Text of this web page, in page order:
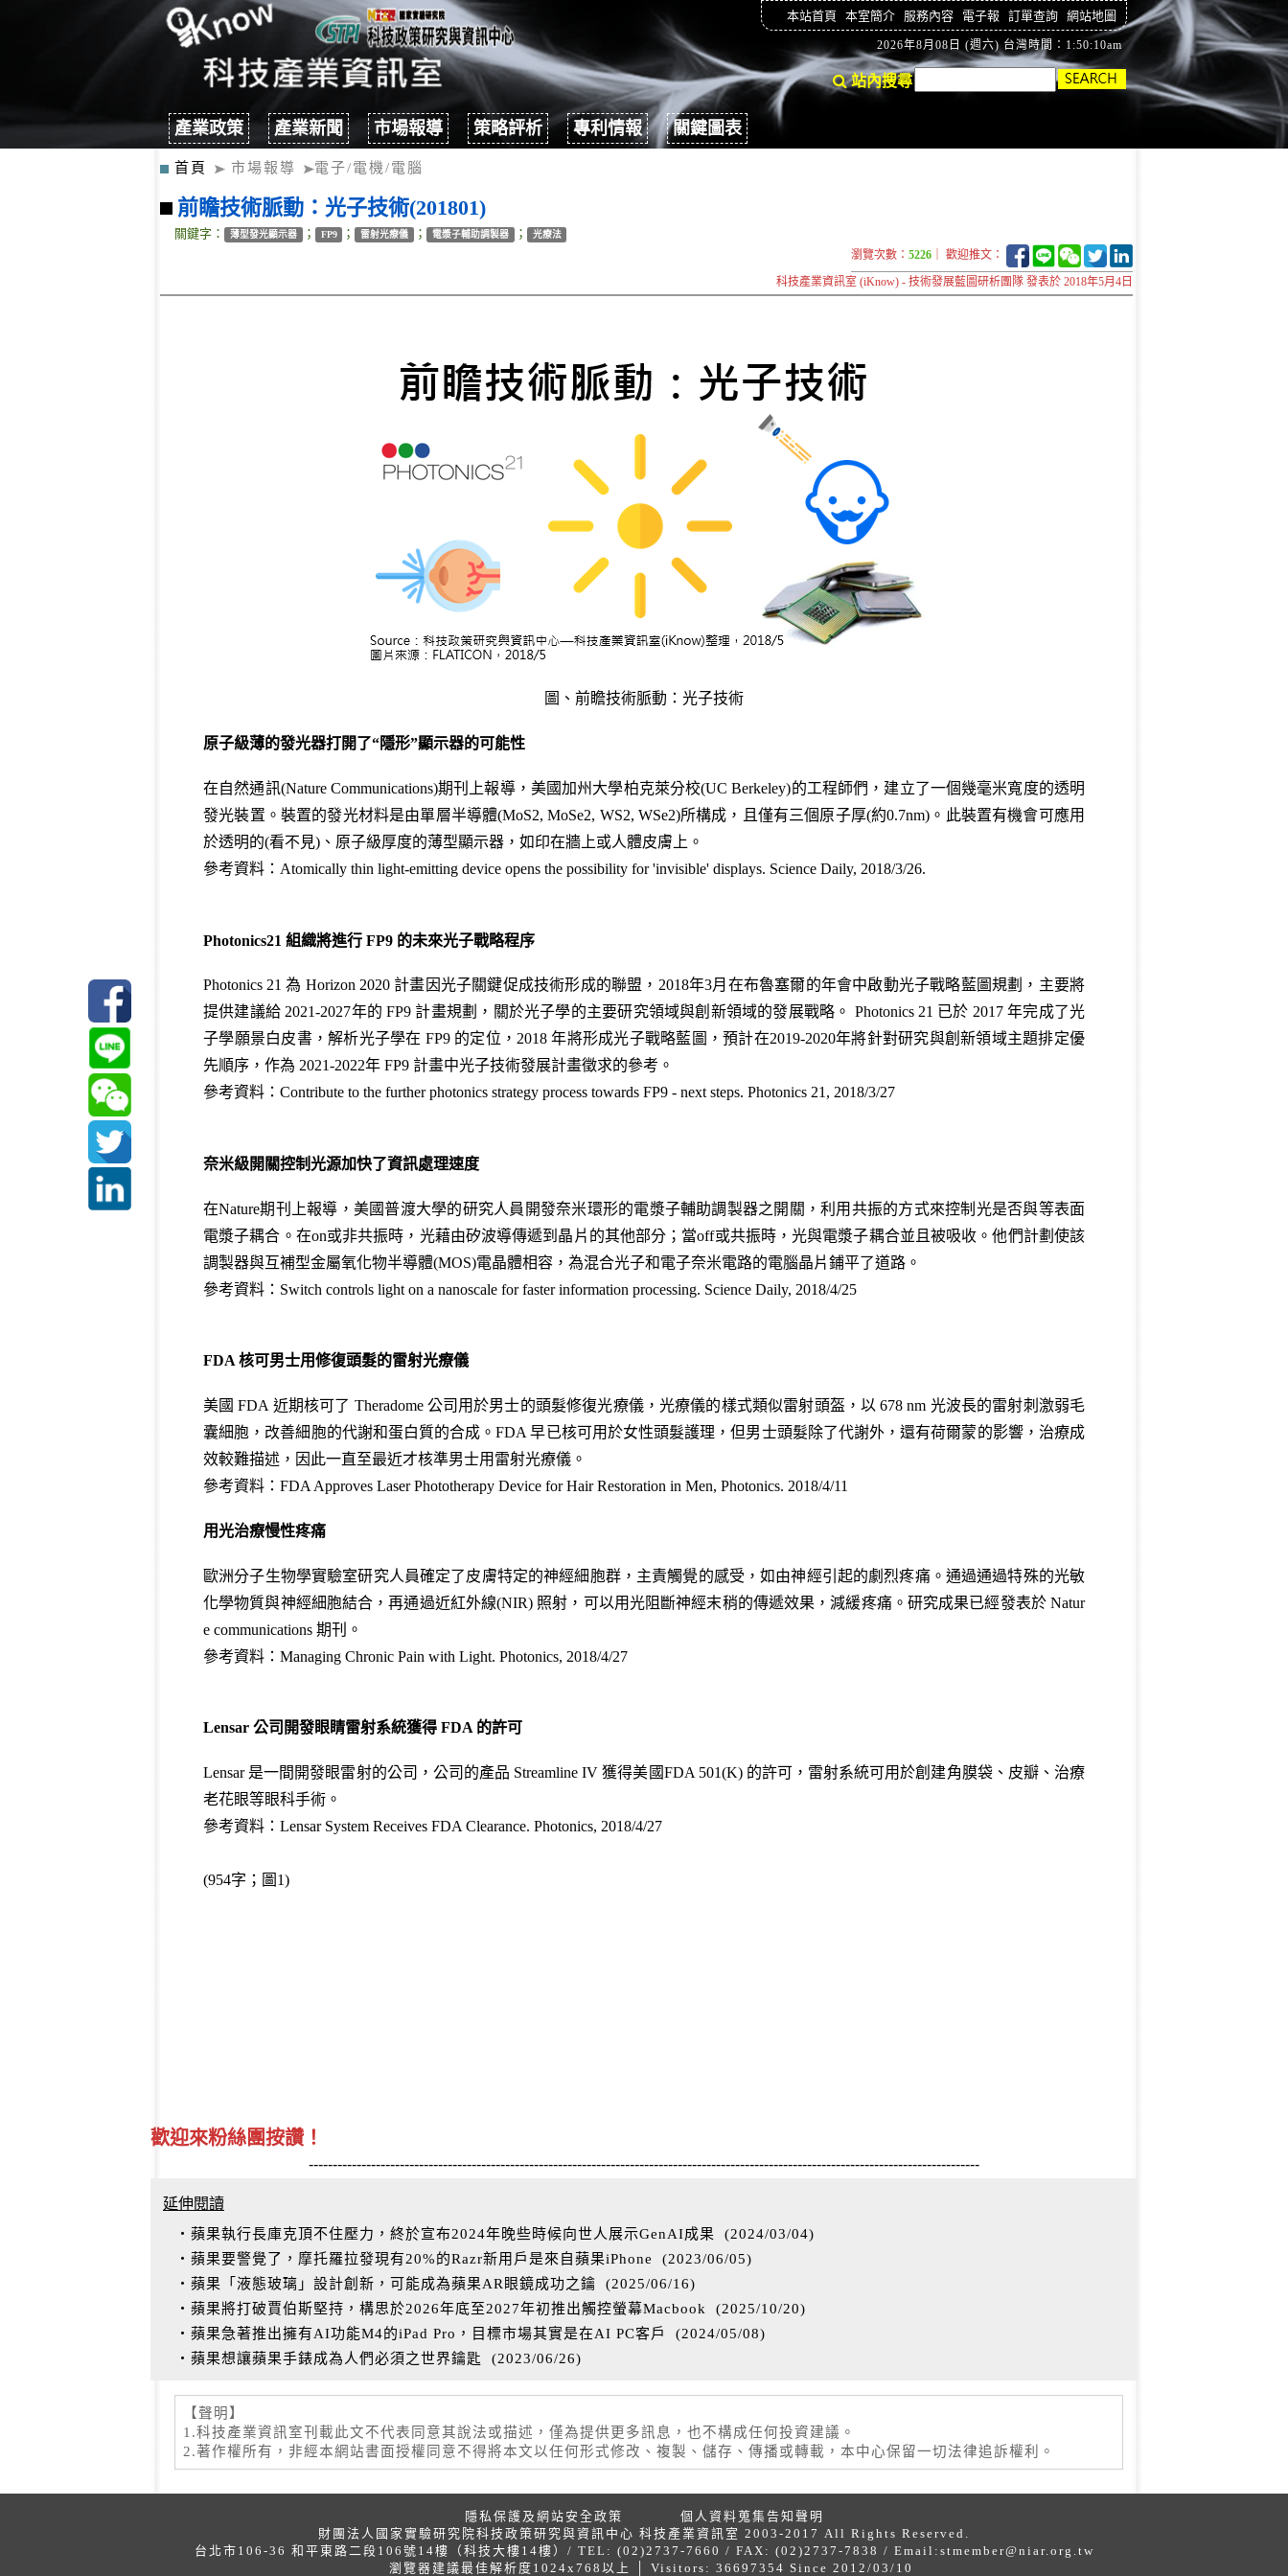
本站首頁 本室簡介 服務內容 電子報 訂單查詢 網站地圖
2026年8月08日 (週六) 台灣時間：1:50:11am
站內搜尋
產業政策 產業新聞 市場報導 策略評析 專利情報 關鍵圖表
首頁 市場報導 電子/電機/電腦
前瞻技術脈動：光子技術(201801)
關鍵字： 薄型發光顯示器 ； FP9 ； 雷射光療儀 ； 電漿子輔助調製器 ； 光療法
瀏覽次數： 5226 ｜ 歡迎推文：
科技產業資訊室 (iKnow) - 技術發展藍圖研析團隊 發表於 2018年5月4日
圖、前瞻技術脈動：光子技術
原子級薄的發光器打開了“隱形”顯示器的可能性
在自然通訊(Nature Communications)期刊上報導，美國加州大學柏克萊分校(UC Berkeley)的工程師們，建立了一個幾毫米寬度的透明
發光裝置。裝置的發光材料是由單層半導體(MoS2, MoSe2, WS2, WSe2)所構成，且僅有三個原子厚(約0.7nm)。此裝置有機會可應用
於透明的(看不見)、原子級厚度的薄型顯示器，如印在牆上或人體皮膚上。
參考資料： Atomically thin light-emitting device opens the possibility for 'invisible' displays. Science Daily, 2018/3/26.
Photonics21 組織將進行 FP9 的未來光子戰略程序
Photonics 21 為 Horizon 2020 計畫因光子關鍵促成技術形成的聯盟，2018年3月在布魯塞爾的年會中啟動光子戰略藍圖規劃，主要將
提供建議給 2021-2027年的 FP9 計畫規劃，關於光子學的主要研究領域與創新領域的發展戰略。 Photonics 21 已於 2017 年完成了光
子學願景白皮書，解析光子學在 FP9 的定位，2018 年將形成光子戰略藍圖，預計在2019-2020年將針對研究與創新領域主題排定優
先順序，作為 2021-2022年 FP9 計畫中光子技術發展計畫徵求的參考。
參考資料： Contribute to the further photonics strategy process towards FP9 - next steps. Photonics 21, 2018/3/27
奈米級開關控制光源加快了資訊處理速度
在Nature期刊上報導，美國普渡大學的研究人員開發奈米環形的電漿子輔助調製器之開關，利用共振的方式來控制光是否與等表面
電漿子耦合。在on或非共振時，光藉由矽波導傳遞到晶片的其他部分；當off或共振時，光與電漿子耦合並且被吸收。他們計劃使該
調製器與互補型金屬氧化物半導體(MOS)電晶體相容，為混合光子和電子奈米電路的電腦晶片鋪平了道路。
參考資料： Switch controls light on a nanoscale for faster information processing. Science Daily, 2018/4/25
FDA 核可男士用修復頭髮的雷射光療儀
美國 FDA 近期核可了 Theradome 公司用於男士的頭髮修復光療儀，光療儀的樣式類似雷射頭盔，以 678 nm 光波長的雷射刺激弱毛
囊細胞，改善細胞的代謝和蛋白質的合成。FDA 早已核可用於女性頭髮護理，但男士頭髮除了代謝外，還有荷爾蒙的影響，治療成
效較難描述，因此一直至最近才核準男士用雷射光療儀。
參考資料： FDA Approves Laser Phototherapy Device for Hair Restoration in Men, Photonics. 2018/4/11
用光治療慢性疼痛
歐洲分子生物學實驗室研究人員確定了皮膚特定的神經細胞群，主責觸覺的感受，如由神經引起的劇烈疼痛。通過通過特殊的光敏
化學物質與神經細胞結合，再通過近紅外線(NIR) 照射，可以用光阻斷神經末稍的傳遞效果，減緩疼痛。研究成果已經發表於 Natur
e communications 期刊。
參考資料： Managing Chronic Pain with Light. Photonics, 2018/4/27
Lensar 公司開發眼睛雷射系統獲得 FDA 的許可
Lensar 是一間開發眼雷射的公司，公司的產品 Streamline IV 獲得美國FDA 501(K) 的許可，雷射系統可用於創建角膜袋、皮瓣、治療
老花眼等眼科手術。
參考資料： Lensar System Receives FDA Clearance. Photonics, 2018/4/27
(954字；圖1)
歡迎來粉絲團按讚！
--------------------------------------------------------------------------------------------------------------------------------------------
延伸閱讀
‧蘋果執行長庫克頂不住壓力，終於宣布2024年晚些時候向世人展示GenAI成果 (2024/03/04)
‧蘋果要警覺了，摩托羅拉發現有20%的Razr新用戶是來自蘋果iPhone
(2023/06/05)
‧蘋果「液態玻璃」設計創新，可能成為蘋果AR眼鏡成功之鑰 (2025/06/16)
‧蘋果將打破賈伯斯堅持，構思於2026年底至2027年初推出觸控螢幕Macbook
(2025/10/20)
‧蘋果急著推出擁有AI功能M4的iPad Pro，目標市場其實是在AI PC客戶
(2024/05/08)
‧蘋果想讓蘋果手錶成為人們必須之世界鑰匙
(2023/06/26)
【聲明】
1.科技產業資訊室刊載此文不代表同意其說法或描述，僅為提供更多訊息，也不構成任何投資建議。
2.著作權所有，非經本網站書面授權同意不得將本文以任何形式修改、複製、儲存、傳播或轉載，本中心保留一切法律追訴權利。
隱私保護及網站安全政策
個人資料蒐集告知聲明
財團法人國家實驗研究院科技政策研究與資訊中心 科技產業資訊室 2003-2017 All Rights Reserved.
台北市106-36 和平東路二段106號14樓（科技大樓14樓）/ TEL: (02)2737-7660 / FAX: (02)2737-7838 / Email: stmember@niar.org.tw
瀏覽器建議最佳解析度1024x768以上 │ Visitors: 36697354 Since 2012/03/10